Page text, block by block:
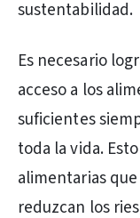
sustentabilidad.
Es necesario
acceso a los
suficientes
toda la vida.
alimentarias
reduzcan los